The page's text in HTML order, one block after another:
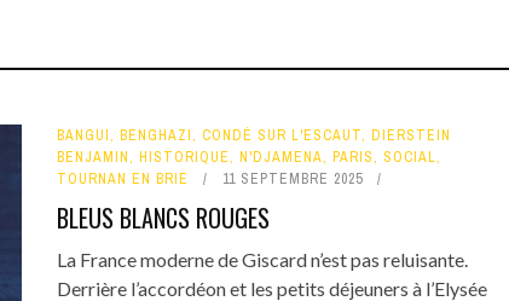
BANGUI, BENGHAZI, CONDÉ SUR L'ESCAUT, DIERSTEIN
BENJAMIN, HISTORIQUE, N'DJAMENA, PARIS, SOCIAL,
TOURNAN EN BRIE
11 SEPTEMBRE 2025
BLEUS BLANCS ROUGES
La France moderne de Giscard n’est pas reluisante.
Derrière l’accordéon et les petits déjeuners à l’Elysée